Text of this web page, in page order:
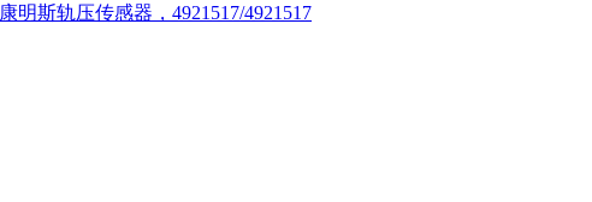
康明斯轨压传感器，4921517/4921517